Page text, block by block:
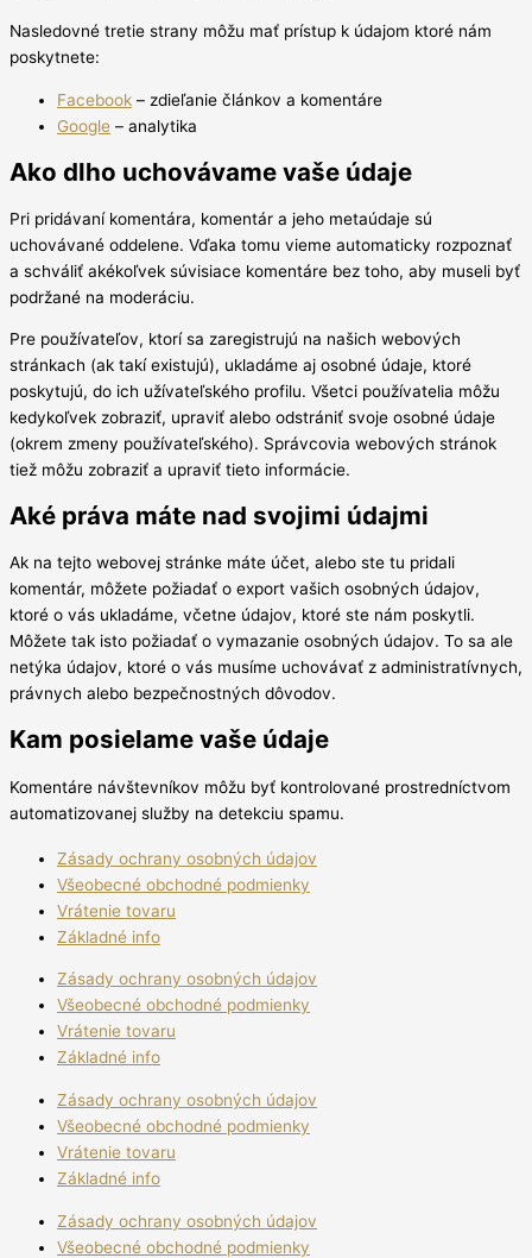
Nasledovné tretie strany môžu mať prístup k údajom ktoré nám
poskytnete:
Facebook – zdieľanie článkov a komentáre
Google – analytika
Ako dlho uchovávame vaše údaje
Pri pridávaní komentára, komentár a jeho metaúdaje sú
uchovávané oddelene. Vďaka tomu vieme automaticky rozpoznať
a schváliť akékoľvek súvisiace komentáre bez toho, aby museli byť
podržané na moderáciu.
Pre používateľov, ktorí sa zaregistrujú na našich webových
stránkach (ak takí existujú), ukladáme aj osobné údaje, ktoré
poskytujú, do ich užívateľského profilu. Všetci používatelia môžu
kedykoľvek zobraziť, upraviť alebo odstrániť svoje osobné údaje
(okrem zmeny používateľského). Správcovia webových stránok
tiež môžu zobraziť a upraviť tieto informácie.
Aké práva máte nad svojimi údajmi
Ak na tejto webovej stránke máte účet, alebo ste tu pridali
komentár, môžete požiadať o export vašich osobných údajov,
ktoré o vás ukladáme, včetne údajov, ktoré ste nám poskytli.
Môžete tak isto požiadať o vymazanie osobných údajov. To sa ale
netýka údajov, ktoré o vás musíme uchovávať z administratívnych,
právnych alebo bezpečnostných dôvodov.
Kam posielame vaše údaje
Komentáre návštevníkov môžu byť kontrolované prostredníctvom
automatizovanej služby na detekciu spamu.
Zásady ochrany osobných údajov
Všeobecné obchodné podmienky
Vrátenie tovaru
Základné info
Zásady ochrany osobných údajov
Všeobecné obchodné podmienky
Vrátenie tovaru
Základné info
Zásady ochrany osobných údajov
Všeobecné obchodné podmienky
Vrátenie tovaru
Základné info
Zásady ochrany osobných údajov
Všeobecné obchodné podmienky